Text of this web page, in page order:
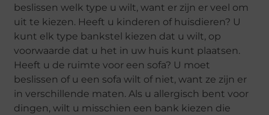
beslissen welk type u wilt, want er zijn er veel om
uit te kiezen. Heeft u kinderen of huisdieren? U
kunt elk type bankstel kiezen dat u wilt, op
voorwaarde dat u het in uw huis kunt plaatsen.
Heeft u de ruimte voor een sofa? U moet
beslissen of u een sofa wilt of niet, want ze zijn er
in verschillende maten. Als u allergisch bent voor
dingen, wilt u misschien een bank kiezen die